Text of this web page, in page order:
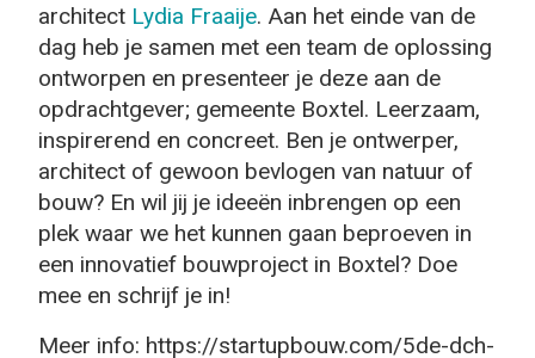
architect Lydia Fraaije. Aan het einde van de
dag heb je samen met een team de oplossing
ontworpen en presenteer je deze aan de
opdrachtgever; gemeente Boxtel. Leerzaam,
inspirerend en concreet. Ben je ontwerper,
architect of gewoon bevlogen van natuur of
bouw? En wil jij je ideeën inbrengen op een
plek waar we het kunnen gaan beproeven in
een innovatief bouwproject in Boxtel? Doe
mee en schrijf je in!
Meer info: https://startupbouw.com/5de-dch-